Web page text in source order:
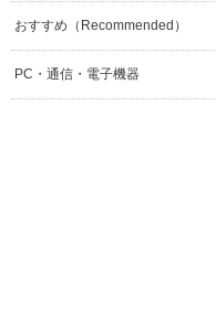
おすすめ（Recommended）
PC・通信・電子機器